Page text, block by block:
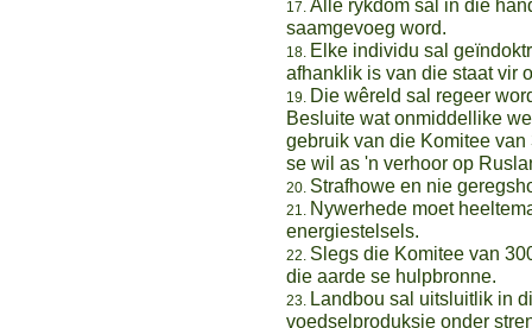
Alle rykdom sal in die
saamgevoeg word.
Elke individu sal
afhanklik is van die staat vir
Die wêreld sal regeer
Besluite wat onmiddellike
gebruik van die Komitee
se wil as 'n verhoor op
Strafhowe en nie
Nywerhede moet
energiestelsels.
Slegs die Komitee van
die aarde se hulpbronne.
Landbou sal uitsluitlik in
voedselproduksie onder